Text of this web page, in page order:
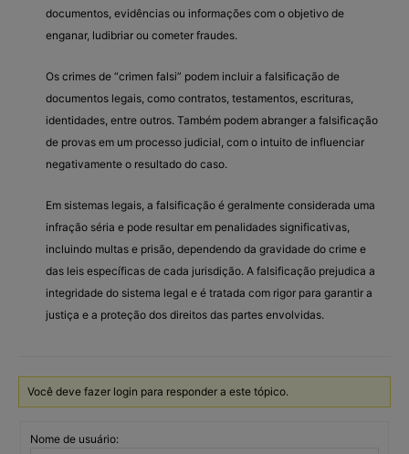
documentos, evidências ou informações com o objetivo de
enganar, ludibriar ou cometer fraudes.
Os crimes de “crimen falsi” podem incluir a falsificação de
documentos legais, como contratos, testamentos, escrituras,
identidades, entre outros. Também podem abranger a falsificação
de provas em um processo judicial, com o intuito de influenciar
negativamente o resultado do caso.
Em sistemas legais, a falsificação é geralmente considerada uma
infração séria e pode resultar em penalidades significativas,
incluindo multas e prisão, dependendo da gravidade do crime e
das leis específicas de cada jurisdição. A falsificação prejudica a
integridade do sistema legal e é tratada com rigor para garantir a
justiça e a proteção dos direitos das partes envolvidas.
Você deve fazer login para responder a este tópico.
Nome de usuário: